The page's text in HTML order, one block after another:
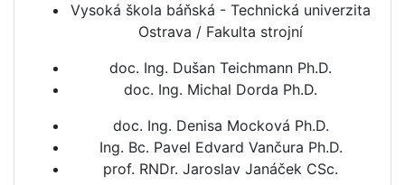
Vysoká škola báňská - Technická univerzita
Ostrava / Fakulta strojní
doc. Ing. Dušan Teichmann Ph.D.
doc. Ing. Michal Dorda Ph.D.
doc. Ing. Denisa Mocková Ph.D.
Ing. Bc. Pavel Edvard Vančura Ph.D.
prof. RNDr. Jaroslav Janáček CSc.